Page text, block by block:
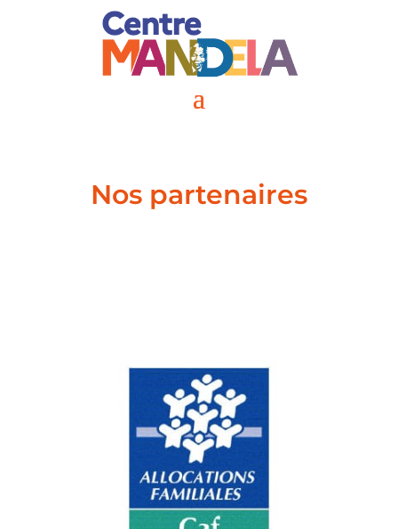
Nos partenaires